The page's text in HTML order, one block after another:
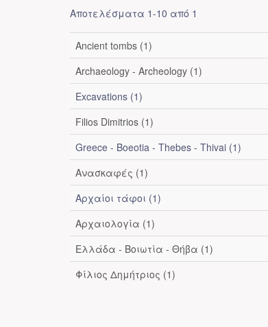
Αποτελέσματα 1-10 από 1
Ancient tombs (1)
Archaeology - Archeology (1)
Excavations (1)
Filios Dimitrios (1)
Greece - Boeotia - Thebes - Thivai (1)
Ανασκαφές (1)
Αρχαίοι τάφοι (1)
Αρχαιολογία (1)
Ελλάδα - Βοιωτία - Θήβα (1)
Φίλιος Δημήτριος (1)